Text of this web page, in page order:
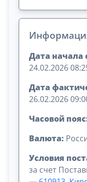
Дата начала
24.02.2026
Дата
26.02.2026
Часовой
Валюта:
Условия
за счет